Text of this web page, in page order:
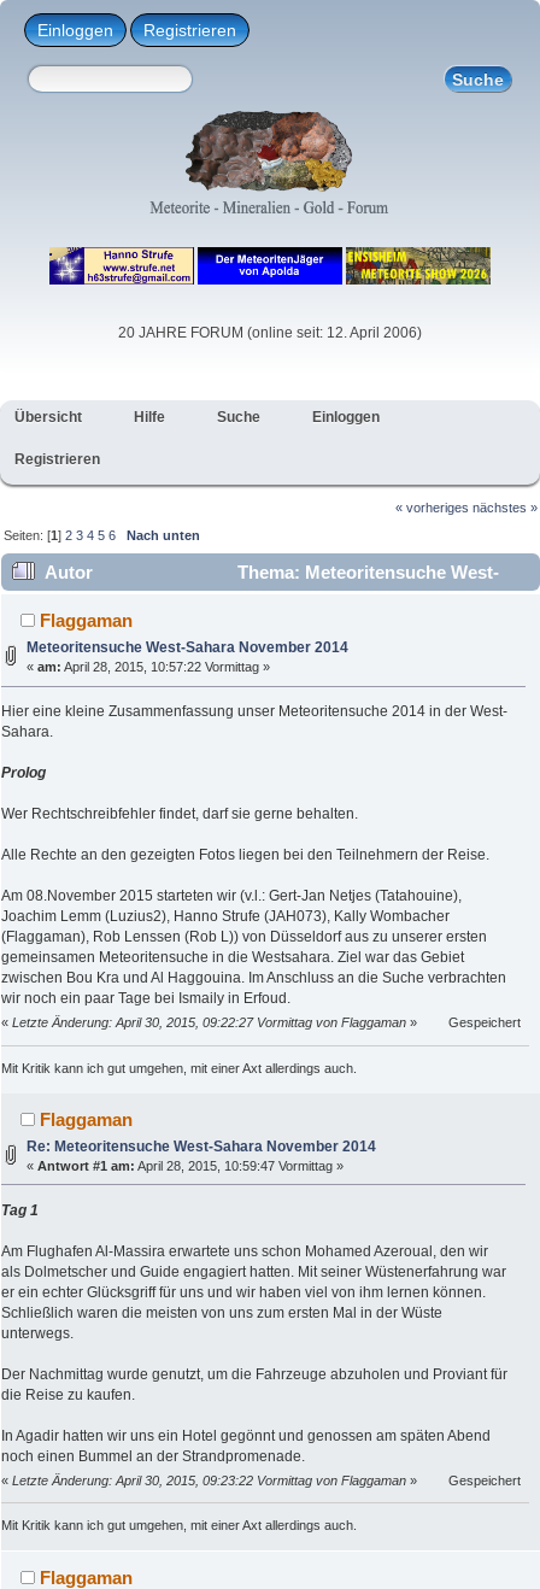
Einloggen Registrieren
20 JAHRE FORUM (online seit: 12. April 2006)
Übersicht Hilfe Suche Einloggen
Registrieren
« vorheriges nächstes »
Seiten: [1]2 3 4 5 6 Nach unten
Autor
Thema: Meteoritensuche West-
Sahara November 2014 (Gelesen 26189 mal)
Flaggaman
Meteoritensuche West-Sahara November 2014
«am: April 28, 2015, 10:57:22 Vormittag »
Hier eine kleine Zusammenfassung unser Meteoritensuche 2014 in der West-
Sahara.
Prolog
Wer Rechtschreibfehler findet, darf sie gerne behalten.
Alle Rechte an den gezeigten Fotos liegen bei den Teilnehmern der Reise.
Am 08.November 2015 starteten wir (v.l.: Gert-Jan Netjes (Tatahouine),
Joachim Lemm (Luzius2), Hanno Strufe (JAH073), Kally Wombacher
(Flaggaman), Rob Lenssen (Rob L)) von Düsseldorf aus zu unserer ersten
gemeinsamen Meteoritensuche in die Westsahara. Ziel war das Gebiet
zwischen Bou Kra und Al Haggouina. Im Anschluss an die Suche verbrachten
wir noch ein paar Tage bei Ismaily in Erfoud.
« Letzte Änderung: April 30, 2015, 09:22:27 Vormittag von Flaggaman » Gespeichert
Mit Kritik kann ich gut umgehen, mit einer Axt allerdings auch.
Flaggaman
Re: Meteoritensuche West-Sahara November 2014
«Antwort #1 am: April 28, 2015, 10:59:47 Vormittag »
Tag 1
Am Flughafen Al-Massira erwartete uns schon Mohamed Azeroual, den wir
als Dolmetscher und Guide engagiert hatten. Mit seiner Wüstenerfahrung war
er ein echter Glücksgriff für uns und wir haben viel von ihm lernen können.
Schließlich waren die meisten von uns zum ersten Mal in der Wüste
unterwegs.
Der Nachmittag wurde genutzt, um die Fahrzeuge abzuholen und Proviant für
die Reise zu kaufen.
In Agadir hatten wir uns ein Hotel gegönnt und genossen am späten Abend
noch einen Bummel an der Strandpromenade.
« Letzte Änderung: April 30, 2015, 09:23:22 Vormittag von Flaggaman » Gespeichert
Mit Kritik kann ich gut umgehen, mit einer Axt allerdings auch.
Flaggaman